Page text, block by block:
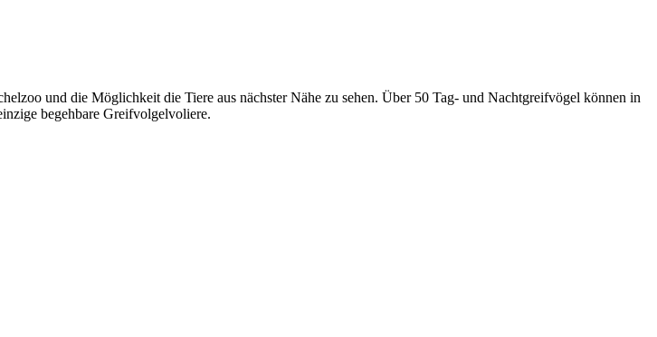
und die Möglichkeit die Tiere aus nächster Nähe zu sehen. Über 50 Tag- und Nachtgreifvögel können in
begehbare Greifvolgelvoliere.